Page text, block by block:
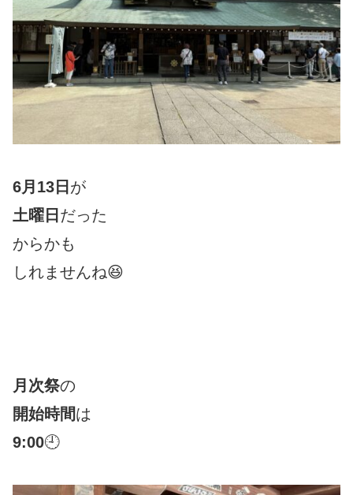
6月13日 が
土曜日 だった
からかも
しれませんね😆
月次祭の
開始時間は
9:00🕘